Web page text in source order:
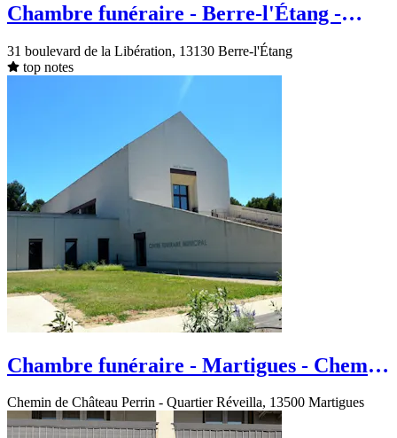
Chambre funéraire - Berre-l'Étang -
31 boulevard de la Libération, 13130 Berre-l'Étang
top notes
Chambre funéraire - Martigues - Chemin
Chemin de Château Perrin - Quartier Réveilla, 13500 Martigues